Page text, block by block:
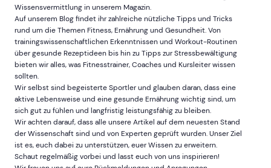
Wissensvermittlung in unserem Magazin.
Auf unserem Blog findet ihr zahlreiche nützliche Tipps und Tricks
rund um die Themen Fitness, Ernährung und Gesundheit. Von
trainingswissenschaftlichen Erkenntnissen und Workout-Routinen
über gesunde Rezeptideen bis hin zu Tipps zur Stressbewältigung
bieten wir alles, was Fitnesstrainer, Coaches und Kursleiter wissen
sollten.
Wir selbst sind begeisterte Sportler und glauben daran, dass eine
aktive Lebensweise und eine gesunde Ernährung wichtig sind, um
sich gut zu fühlen und langfristig leistungsfähig zu bleiben.
Wir achten darauf, dass alle unsere Artikel auf dem neuesten Stand
der Wissenschaft sind und von Experten geprüft wurden. Unser Ziel
ist es, euch dabei zu unterstützen, euer Wissen zu erweitern.
Schaut regelmäßig vorbei und lasst euch von uns inspirieren!